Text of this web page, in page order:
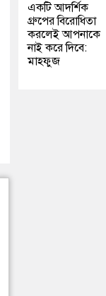
একটি আদর্শিক
গ্রুপের বিরোধিতা
করলেই আপনাকে
নাই করে দিবে:
মাহফুজ